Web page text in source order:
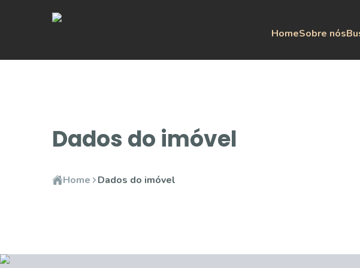
HomeSobre nós
Dados do imóvel
Home Dados do imóvel